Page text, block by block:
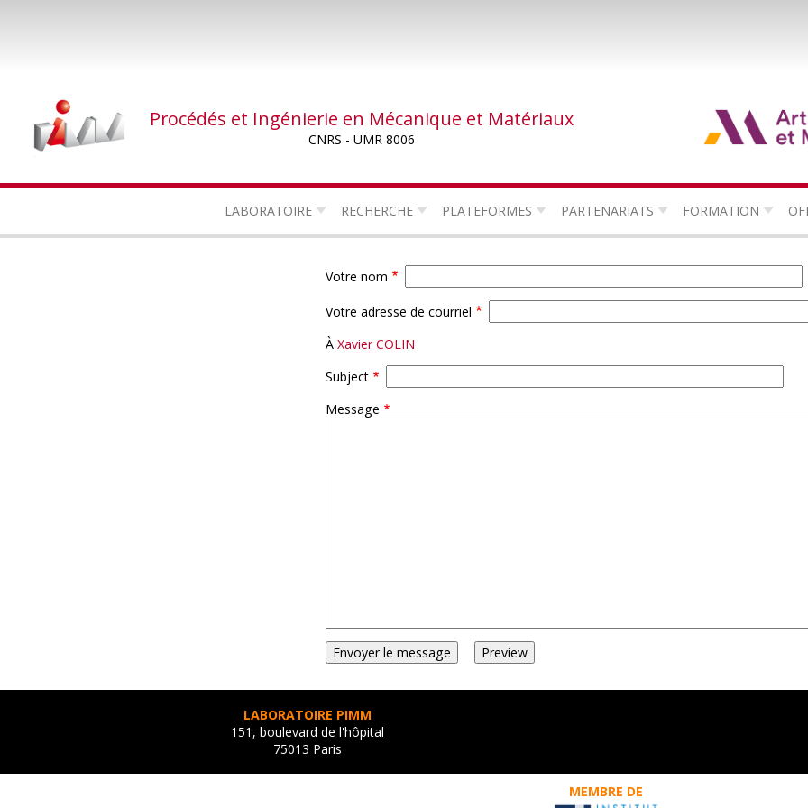
Procédés et Ingénierie en Mécanique et Matériaux
CNRS - UMR 8006
LABORATOIRE RECHERCHE PLATEFORMES PARTENARIATS FORMATION
Votre nom
Votre adresse de courriel
À Xavier COLIN
Subject
Message
LABORATOIRE PIMM
151, boulevard de l'hôpital
75013 Paris
MEMBRE DE